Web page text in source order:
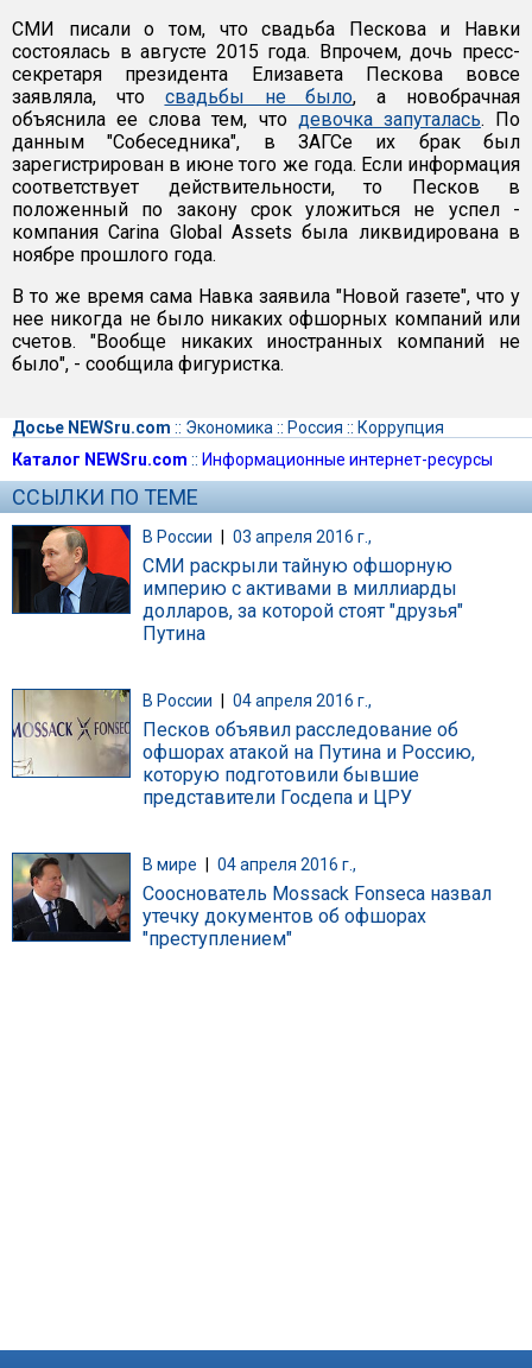
СМИ писали о том, что свадьба Пескова и Навки
состоялась в августе 2015 года. Впрочем, дочь пресс-
секретаря президента Елизавета Пескова вовсе
заявляла, что свадьбы не было, а новобрачная
объяснила ее слова тем, что девочка запуталась. По
данным "Собеседника", в ЗАГСе их брак был
зарегистрирован в июне того же года. Если информация
соответствует действительности, то Песков в
положенный по закону срок уложиться не успел -
компания Carina Global Assets была ликвидирована в
ноябре прошлого года.
В то же время сама Навка заявила "Новой газете", что у
нее никогда не было никаких офшорных компаний или
счетов. "Вообще никаких иностранных компаний не
было", - сообщила фигуристка.
Досье NEWSru.com :: Экономика :: Россия :: Коррупция
Каталог NEWSru.com :: Информационные интернет-ресурсы
ССЫЛКИ ПО ТЕМЕ
В России | 03 апреля 2016 г.,
СМИ раскрыли тайную офшорную
империю с активами в миллиарды
долларов, за которой стоят "друзья"
Путина
В России 04 апреля 2016 г.,
Песков объявил расследование об
офшорах атакой на Путина и Россию,
которую подготовили бывшие
представители Госдепа и ЦРУ
В мире 04 апреля 2016 г.,
Сооснователь Mossack Fonseca назвал
утечку документов об офшорах
"преступлением"